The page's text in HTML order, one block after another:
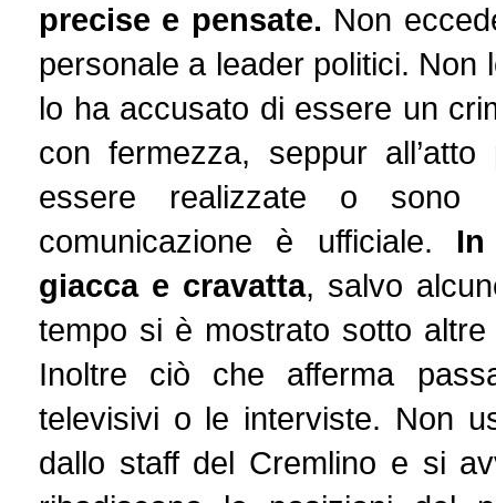
precise e pensate. Non
personale a leader politici.
lo ha accusato di essere un
con fermezza, seppur
essere realizzate o sono
comunicazione è ufficiale.
giacca e cravatta, salvo
tempo si è mostrato sotto
Inoltre ciò che afferma
televisivi o le interviste. Non
dallo staff del Cremlino e si